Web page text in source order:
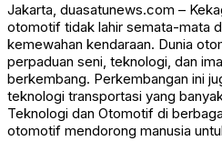
Jakarta, duasatunews.com –
otomotif tidak lahir semata-mata
kemewahan kendaraan. Dunia
perpaduan seni, teknologi, dan
berkembang. Perkembangan ini
teknologi transportasi yang
Teknologi dan Otomotif di
otomotif mendorong manusia